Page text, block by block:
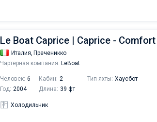
Le Boat Caprice | Caprice - Comfort
Италия, Преченикко
Чартерная компания: LeBoat
Человек: 6 Кабин: 2 Тип яхты: Хаусбот
Год: 2004 Длина: 39 фт
Холодильник